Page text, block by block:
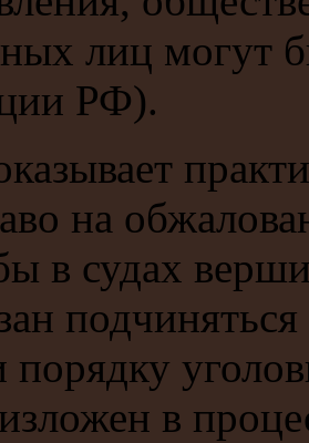
лиц могут
РФ).
на
в судах
порядку
в